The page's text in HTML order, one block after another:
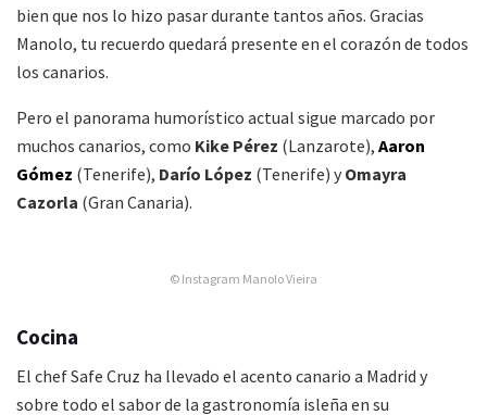
bien que nos lo hizo pasar durante tantos años. Gracias
Manolo, tu recuerdo quedará presente en el corazón de todos
los canarios.
Pero el panorama humorístico actual sigue marcado por
muchos canarios, como Kike Pérez (Lanzarote), Aaron
Gómez (Tenerife), Darío López (Tenerife) y Omayra
Cazorla (Gran Canaria).
© Instagram Manolo Vieira
Cocina
El chef Safe Cruz ha llevado el acento canario a Madrid y
sobre todo el sabor de la gastronomía isleña en su